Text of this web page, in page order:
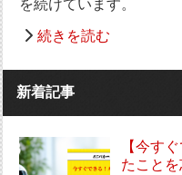
を続けています。
続きを読む
新着記事
【今す
たこと